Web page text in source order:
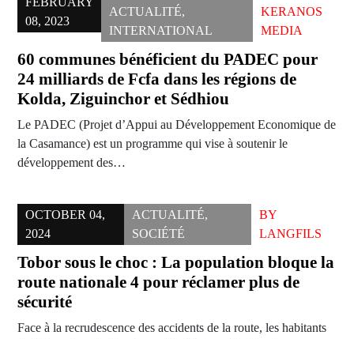
08, 2023
ACTUALITÉ,
INTERNATIONAL
KERANOS
MEDIA
60 communes bénéficient du PADEC pour
24 milliards de Fcfa dans les régions de
Kolda, Ziguinchor et Sédhiou
Le PADEC (Projet d’Appui au Développement Economique de
la Casamance) est un programme qui vise à soutenir le
développement des…
OCTOBER 04,
2024
ACTUALITÉ,
SOCIÉTÉ
BY
LANGFILS
Tobor sous le choc : La population bloque la
route nationale 4 pour réclamer plus de
sécurité
Face à la recrudescence des accidents de la route, les habitants